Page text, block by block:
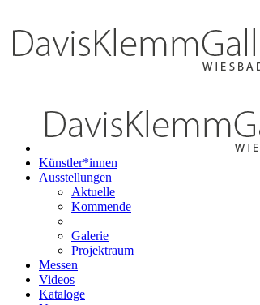
Künstler*innen
Ausstellungen
Aktuelle
Kommende
Galerie
Projektraum
Messen
Videos
Kataloge